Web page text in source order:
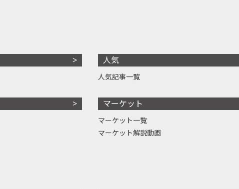
人気
人気記事一覧
マーケット
マーケット一覧
マーケット解説動画